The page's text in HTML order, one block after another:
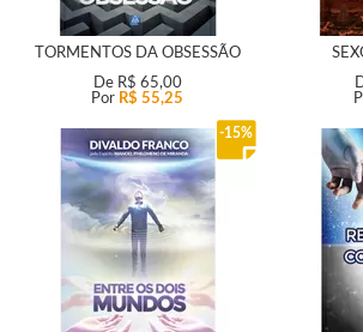
TORMENTOS DA OBSESSÃO
De R$ 65,00
Por R$ 55,25
15%